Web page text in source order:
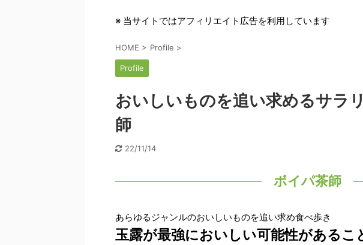
※ 当サイトではアフィリエイト広告を利用しています
HOME > Profile >
Profile
おいしいものを追い求めるサラ
師
22/11/14
ボイパ茶師
あらゆるジャンルのおいしいものを追い求め食べ歩き
玉露が最強においしい可能性があるこ